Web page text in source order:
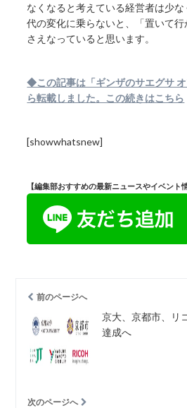
なくなると考えている経営者は少
代の変化に乗らないと、「置いて
さえなっていると思います。
◆この記事は「ギンザのサエグサ
ら転載しました。この続きはこちら
[showwhatsnew]
【編集部おすすめの最新ニュースやイベント
前のページへ
京大、京都市、リ
達成へ
次のページへ